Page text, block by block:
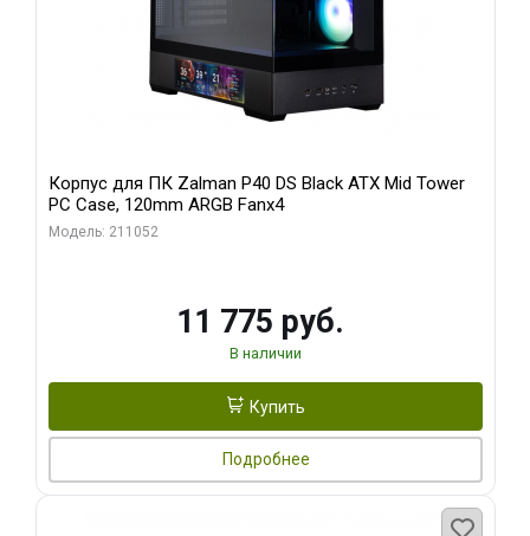
Корпус для ПК Zalman P40 DS Black ATX Mid Tower
PC Case, 120mm ARGB Fanx4
Модель: 211052
11 775 руб.
В наличии
Купить
Подробнее